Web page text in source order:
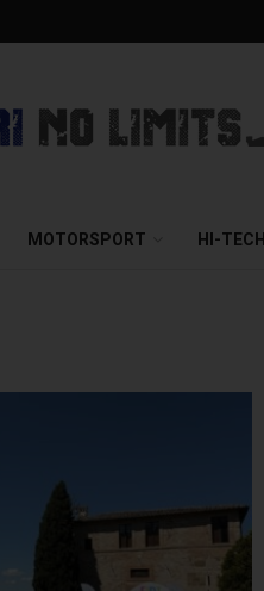
MOTORSPORT HI-TECH